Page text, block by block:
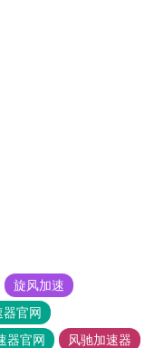
旋风加速
器官网
器官网
风驰加速器